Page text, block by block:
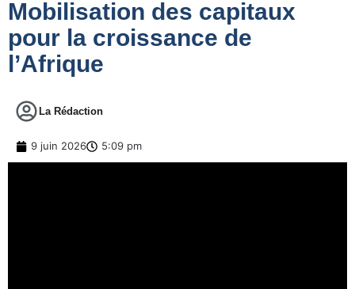
Mobilisation des capitaux
pour la croissance de
l’Afrique
La Rédaction
9 juin 2026 5:09 pm